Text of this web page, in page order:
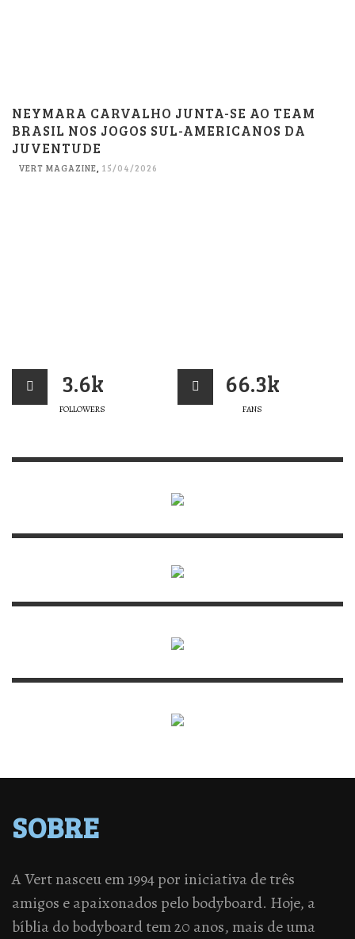
NEYMARA CARVALHO JUNTA-SE AO TEAM
BRASIL NOS JOGOS SUL-AMERICANOS DA
JUVENTUDE
VERT MAGAZINE, 15/04/2026
3.6k
FOLLOWERS
66.3k
FANS
SOBRE
A Vert nasceu em 1994 por iniciativa de três
amigos e apaixonados pelo bodyboard. Hoje, a
bíblia do bodyboard tem 20 anos, mais de uma